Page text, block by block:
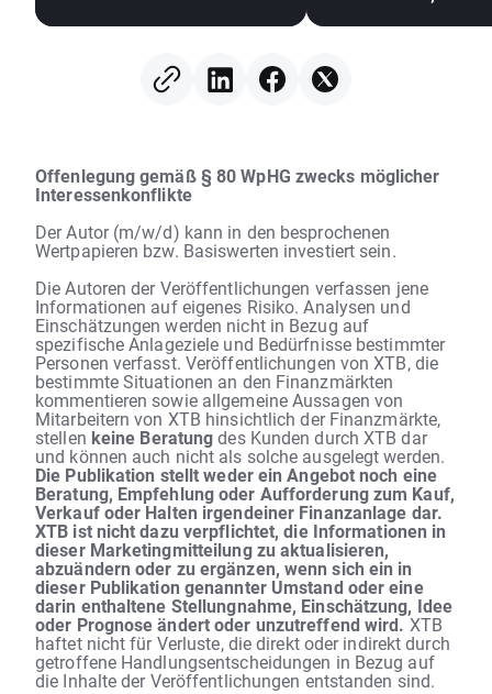
Berkshire
Offenlegung gemäß § 80 WpHG zwecks möglicher
Interessenkonflikte
Der Autor (m/w/d) kann in den besprochenen
Wertpapieren bzw. Basiswerten investiert sein.
Die Autoren der Veröffentlichungen verfassen jene
Informationen auf eigenes Risiko. Analysen und
Einschätzungen werden nicht in Bezug auf
spezifische Anlageziele und Bedürfnisse bestimmter
Personen verfasst. Veröffentlichungen von XTB, die
bestimmte Situationen an den Finanzmärkten
kommentieren sowie allgemeine Aussagen von
Mitarbeitern von XTB hinsichtlich der Finanzmärkte,
stellen keine Beratungdes Kunden durch XTB dar
und können auch nicht als solche ausgelegt werden.
Die Publikation stellt weder ein Angebot noch eine
Beratung, Empfehlung oder Aufforderung zum Kauf,
Verkauf oder Halten irgendeiner Finanzanlage dar.
XTB ist nicht dazu verpflichtet, die Informationen in
dieser Marketingmitteilung zu aktualisieren,
abzuändern oder zu ergänzen, wenn sich ein in
dieser Publikation genannter Umstand oder eine
darin enthaltene Stellungnahme, Einschätzung, Idee
oder Prognose ändert oder unzutreffend wird. XTB
haftet nicht für Verluste, die direkt oder indirekt durch
getroffene Handlungsentscheidungen in Bezug auf
die Inhalte der Veröffentlichungen entstanden sind.